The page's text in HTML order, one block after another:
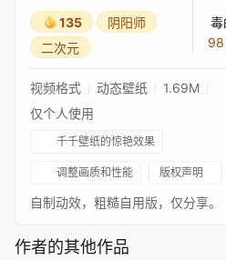
135
阴阳师
二次元
毒
98
视频格式 动态壁纸
1.69M
仅个人使用
千千壁纸的惊艳效果
调整画质和性能 版权声明
自制动效，粗糙自用版，仅分享。
作者的其他作品